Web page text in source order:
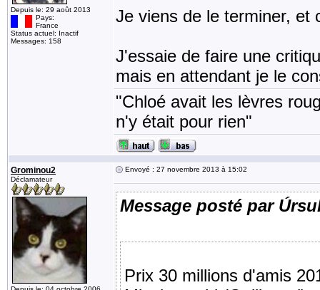
Depuis le: 29 août 2013
Pays:
France
Status actuel: Inactif
Messages: 158
Je viens de le terminer, et
J'essaie de faire une
mais en attendant je le
"Chloé avait les lèvres
n'y était pour rien"
Grominou2
Déclamateur
Envoyé : 27 novembre 2013 à 15:02
Message posté par
Prix 30 millions d'amis